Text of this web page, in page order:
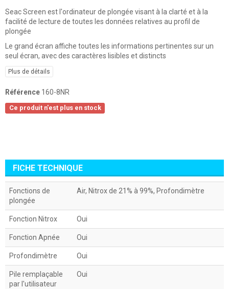
Seac Screen est l'ordinateur de plongée visant à la clarté et à la
facilité de lecture de toutes les données relatives au profil de
plongée
Le grand écran affiche toutes les informations pertinentes sur un
seul écran, avec des caractères lisibles et distincts
Plus de détails
Référence 160-8NR
Ce produit n'est plus en stock
FICHE TECHNIQUE
Fonctions de
plongée
Air, Nitrox de 21% à 99%, Profondimètre
Fonction Nitrox Oui
Fonction Apnée Oui
Profondimètre Oui
Pile remplaçable
par l'utilisateur
Oui